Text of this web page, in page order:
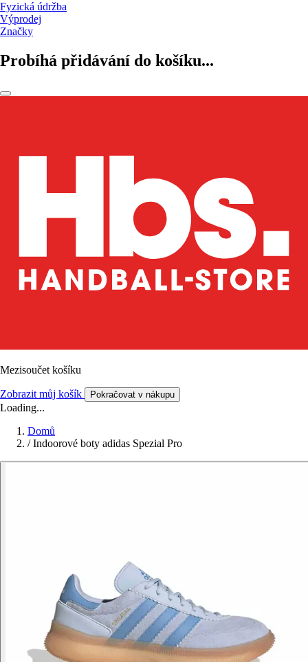
Fyzická údržba
Výprodej
Značky
Probíhá přidávání do košíku...
Mezisoučet košíku
Zobrazit můj košík Pokračovat v nákupu
Loading...
Domů
/ Indoorové boty adidas Spezial Pro